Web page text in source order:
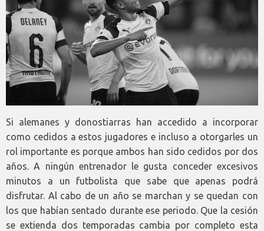
Si alemanes y donostiarras han accedido a incorporar
como cedidos a estos jugadores e incluso a otorgarles un
rol importante es porque ambos han sido cedidos por dos
años. A ningún entrenador le gusta conceder excesivos
minutos a un futbolista que sabe que apenas podrá
disfrutar. Al cabo de un año se marchan y se quedan con
los que habían sentado durante ese periodo. Que la cesión
se extienda dos temporadas cambia por completo esta